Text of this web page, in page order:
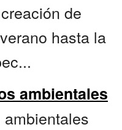
de
hasta la
ambientales